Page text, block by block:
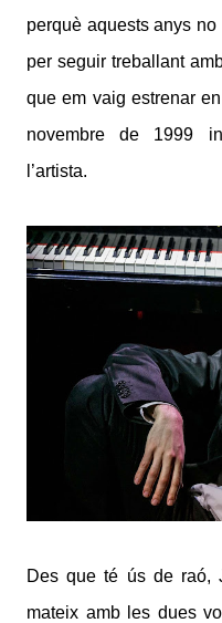
perquè aquests anys
per seguir treballant
que em vaig estrenar
novembre de 1999
l’artista.
Des que té ús de raó,
mateix amb les dues